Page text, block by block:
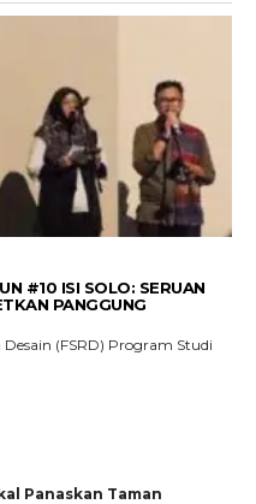
#10 ISI SOLO: SERUAN
PANGGUNG
(FSRD) Program Studi